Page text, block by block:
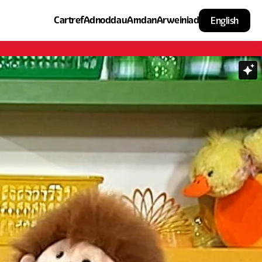
CartrefAdnoddauAmdanArweiniad English